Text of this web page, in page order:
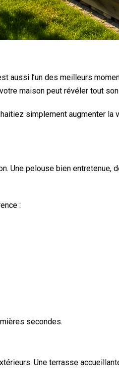
aussi l’un des meilleurs
maison peut révéler tout
simplement augmenter
Une pelouse bien
:
secondes.
Une terrasse